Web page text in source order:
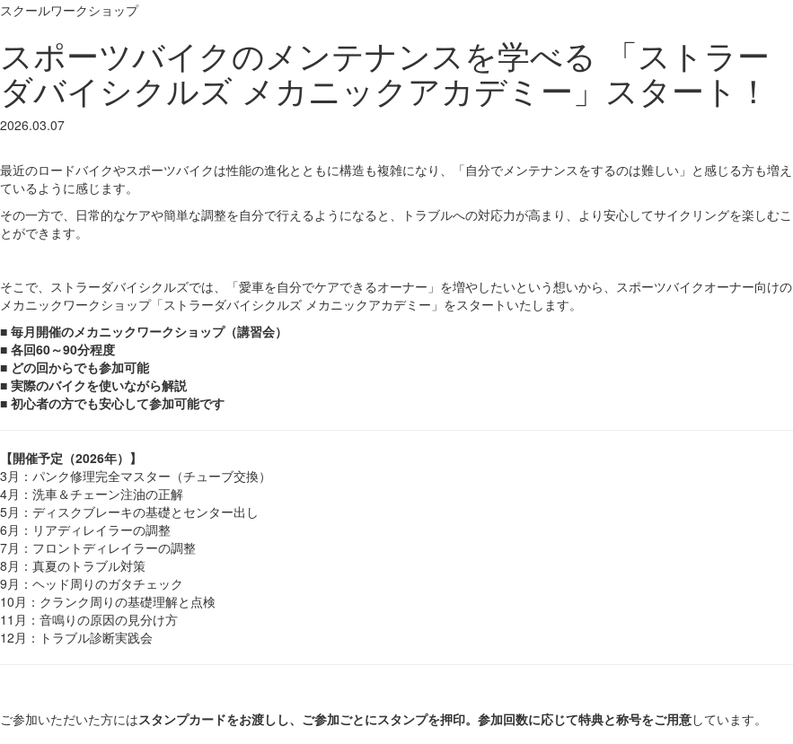
スクールワークショップ
スポーツバイクのメンテナンスを学べる 「ストラー
ダバイシクルズ メカニックアカデミー」スタート！
2026.03.07
最近のロードバイクやスポーツバイクは性能の進化とともに構造も複雑になり、「自分でメンテナンスをするのは難しい」と感じる方も増え
ているように感じます。
その一方で、日常的なケアや簡単な調整を自分で行えるようになると、トラブルへの対応力が高まり、より安心してサイクリングを楽しむこ
とができます。
そこで、ストラーダバイシクルズでは、「愛車を自分でケアできるオーナー」を増やしたいという想いから、スポーツバイクオーナー向けの
メカニックワークショップ「ストラーダバイシクルズ メカニックアカデミー」をスタートいたします。
■ 毎月開催のメカニックワークショップ（講習会）
■ 各回60～90分程度
■ どの回からでも参加可能
■ 実際のバイクを使いながら解説
■ 初心者の方でも安心して参加可能です
【開催予定（2026年）】
3月：パンク修理完全マスター（チューブ交換）
4月：洗車＆チェーン注油の正解
5月：ディスクブレーキの基礎とセンター出し
6月：リアディレイラーの調整
7月：フロントディレイラーの調整
8月：真夏のトラブル対策
9月：ヘッド周りのガタチェック
10月：クランク周りの基礎理解と点検
11月：音鳴りの原因の見分け方
12月：トラブル診断実践会
ご参加いただいた方にはスタンプカードをお渡しし、ご参加ごとにスタンプを押印。参加回数に応じて特典と称号をご用意しています。